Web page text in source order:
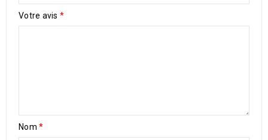
Votre avis *
Nom *